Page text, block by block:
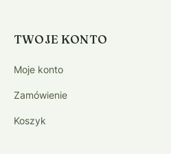
TWOJE KONTO
Moje konto
Zamówienie
Koszyk